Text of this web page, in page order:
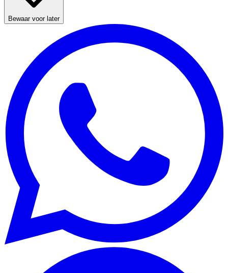
Bewaar voor later